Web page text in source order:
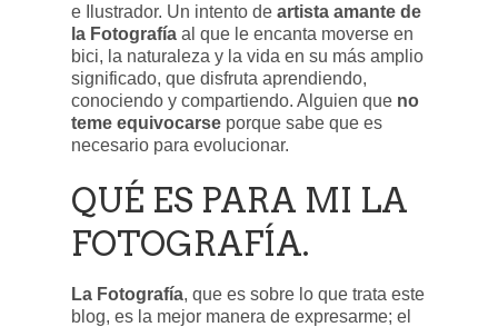
e Ilustrador. Un intento de artista amante de
la Fotografía al que le encanta moverse en
bici, la naturaleza y la vida en su más amplio
significado, que disfruta aprendiendo,
conociendo y compartiendo. Alguien que no
teme equivocarse porque sabe que es
necesario para evolucionar.
QUÉ ES PARA MI LA
FOTOGRAFÍA.
La Fotografía, que es sobre lo que trata este
blog, es la mejor manera de expresarme; el